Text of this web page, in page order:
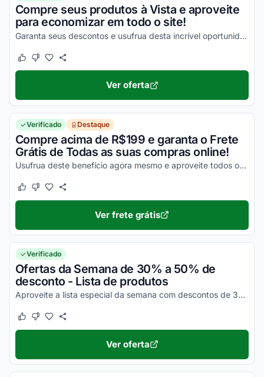
Compre seus produtos à Vista e aproveite
para economizar em todo o site!
Garanta seus descontos e usufrua desta incrível oportunidade para economizar!
Este cupom funcionou
Este cupom não funcionou
Ver oferta
Verificado Destaque
Compre acima de R$199 e garanta o Frete
Grátis de Todas as suas compras online!
Usufrua deste benefício agora mesmo e aproveite todos os seus descontos nas suas compras online!
Este cupom funcionou
Este cupom não funcionou
Ver frete grátis
Verificado
Ofertas da Semana de 30% a 50% de
desconto - Lista de produtos
Aproveite a lista especial da semana com descontos de 30% até 50% OFF. Toda semana novos títulos com desconto.
Este cupom funcionou
Este cupom não funcionou
Ver oferta